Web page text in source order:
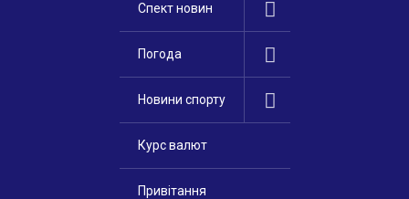
Спект новин
Погода
Новини спорту
Курс валют
Привітання